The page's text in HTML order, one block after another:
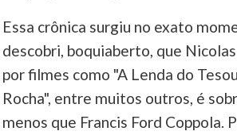
Essa crônica surgiu no exato
descobri, boquiaberto, que
por filmes como "A Lenda do
Rocha", entre muitos outros, é
menos que Francis Ford Coppola.